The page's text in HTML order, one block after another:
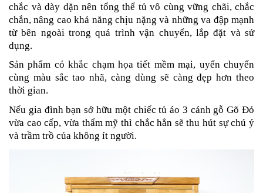
chắc và dày dặn nên tổng thể tủ vô cùng vững chãi, chắc
chắn, nâng cao khả năng chịu nặng và những va đập mạnh
từ bên ngoài trong quá trình vận chuyển, lắp đặt và sử
dụng.
Sản phẩm có khắc chạm họa tiết mềm mại, uyển chuyển
cùng màu sắc tao nhã, càng dùng sẽ càng đẹp hơn theo
thời gian.
Nếu gia đình bạn sở hữu một chiếc tủ áo 3 cánh gỗ Gõ Đỏ
vừa cao cấp, vừa thẩm mỹ thì chắc hẳn sẽ thu hút sự chú ý
và trầm trồ của không ít người.